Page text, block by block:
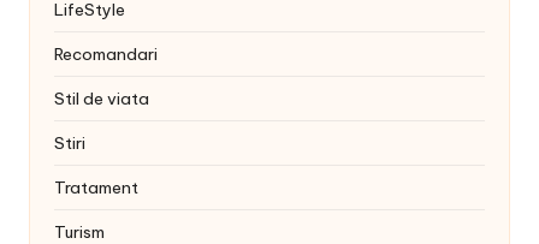
LifeStyle
Recomandari
Stil de viata
Stiri
Tratament
Turism